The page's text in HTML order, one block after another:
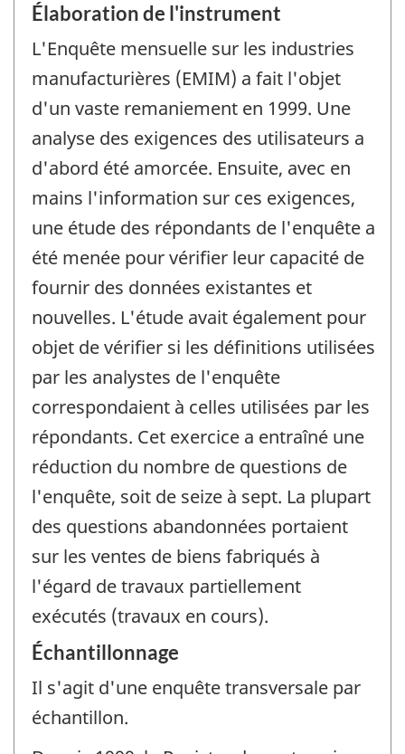
Élaboration de l'instrument
L'Enquête mensuelle sur les industries
manufacturières (EMIM) a fait l'objet
d'un vaste remaniement en 1999. Une
analyse des exigences des utilisateurs a
d'abord été amorcée. Ensuite, avec en
mains l'information sur ces exigences,
une étude des répondants de l'enquête a
été menée pour vérifier leur capacité de
fournir des données existantes et
nouvelles. L'étude avait également pour
objet de vérifier si les définitions utilisées
par les analystes de l'enquête
correspondaient à celles utilisées par les
répondants. Cet exercice a entraîné une
réduction du nombre de questions de
l'enquête, soit de seize à sept. La plupart
des questions abandonnées portaient
sur les ventes de biens fabriqués à
l'égard de travaux partiellement
exécutés (travaux en cours).
Échantillonnage
Il s'agit d'une enquête transversale par
échantillon.